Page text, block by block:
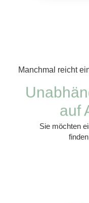
Manchmal reicht
auf
Sie möchten